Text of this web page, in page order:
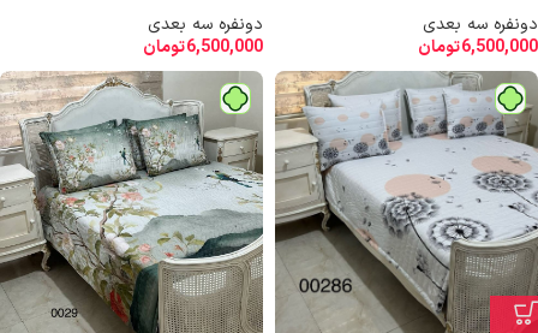
دونفره سه بعدی
6,500,000تومان
دونفره سه بعدی
6,500,000تومان